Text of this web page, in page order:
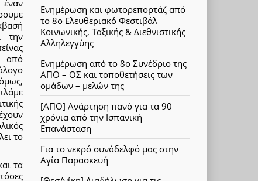
την
από
το
τα
Ενημέρωση και φωτορεπορτάζ από
το 8ο Ελευθεριακό Φεστιβάλ
Κοινωνικής, Ταξικής & Διεθνιστικής
Αλληλεγγύης
Ενημέρωση από το 8ο Συνέδριο της
ΑΠΟ – ΟΣ και τοποθετήσεις των
ομάδων – μελών της
[ΑΠΟ] Ανάρτηση πανό για τα 90
χρόνια από την Ισπανική
Επανάσταση
Για το νεκρό συνάδελφό μας στην
Αγία Παρασκευή